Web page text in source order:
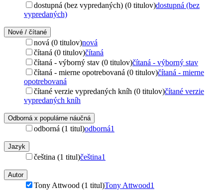
dostupná (bez vypredaných) (0 titulov)dostupná (bez
vypredaných)
Nové / čítané
nová (0 titulov)nová
čítaná (0 titulov)čítaná
čítaná - výborný stav (0 titulov)čítaná - výborný stav
čítaná - mierne opotrebovaná (0 titulov)čítaná - mierne
opotrebovaná
čítané verzie vypredaných kníh (0 titulov)čítané verzie
vypredaných kníh
Odborná x populárne náučná
odborná (1 titul)odborná1
Jazyk
čeština (1 titul)čeština1
Autor
Tony Attwood (1 titul)Tony Attwood1